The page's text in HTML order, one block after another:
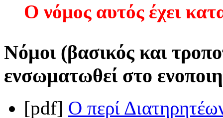
Ο νόμος αυτός έχει
Νόμοι (βασικός και
ενσωματωθεί στο
[pdf] Ο περί